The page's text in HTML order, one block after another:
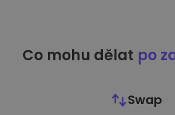
Co mohu dělat po
Swap